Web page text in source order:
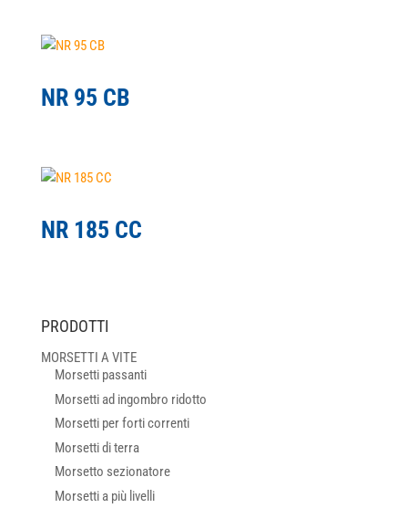
NR 95 CB
NR 185 CC
PRODOTTI
MORSETTI A VITE
Morsetti passanti
Morsetti ad ingombro ridotto
Morsetti per forti correnti
Morsetti di terra
Morsetto sezionatore
Morsetti a più livelli